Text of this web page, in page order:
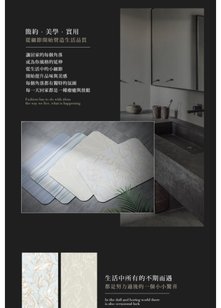
時審查核予不同之上限額度；若仍有額度不足之情形，本公司將視審查結果
恩沛科技股份有限公司將有權停止該用戶之使用額度並採取法律行動。